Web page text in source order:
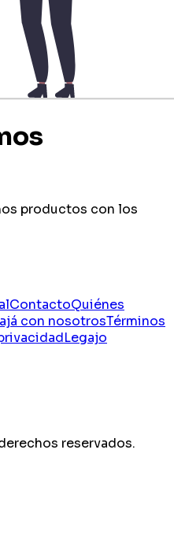
productos con los
ContactoQuiénes
con nosotrosTérminos
Legajo
reservados.